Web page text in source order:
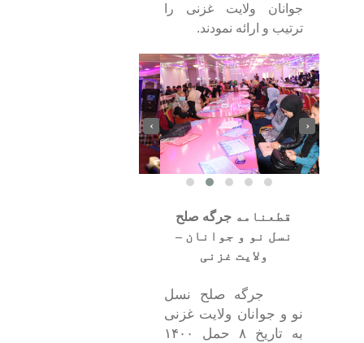
جوانان ولایت غزنی را
ترتیب و ارائه نمودند.
‹ ›
قطعنامه جرگه صلح
نسل نو و جوانان–
ولایت غزنی
جرگه صلح نسل
نو و جوانان ولایت غزنی
به تاریخ ۸ حمل ۱۴۰۰